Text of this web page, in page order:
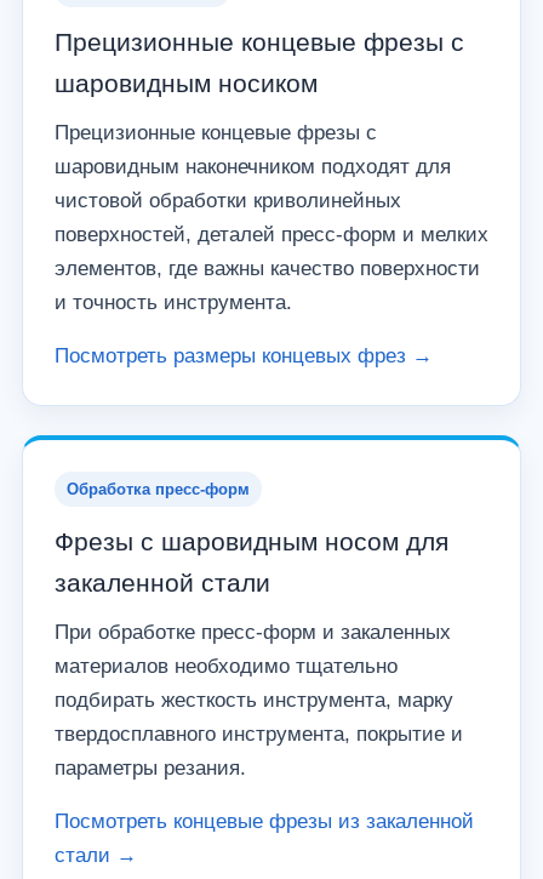
Прецизионные концевые фрезы с
шаровидным носиком
Прецизионные концевые фрезы с
шаровидным наконечником подходят для
чистовой обработки криволинейных
поверхностей, деталей пресс-форм и мелких
элементов, где важны качество поверхности
и точность инструмента.
Посмотреть размеры концевых фрез →
Обработка пресс-форм
Фрезы с шаровидным носом для
закаленной стали
При обработке пресс-форм и закаленных
материалов необходимо тщательно
подбирать жесткость инструмента, марку
твердосплавного инструмента, покрытие и
параметры резания.
Посмотреть концевые фрезы из закаленной
стали →